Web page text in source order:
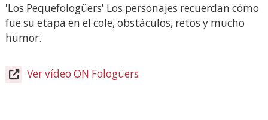
'Los Pequefologüers' Los personajes recuerdan cómo
fue su etapa en el cole, obstáculos, retos y mucho
humor.
Ver vídeo ON Fologüers